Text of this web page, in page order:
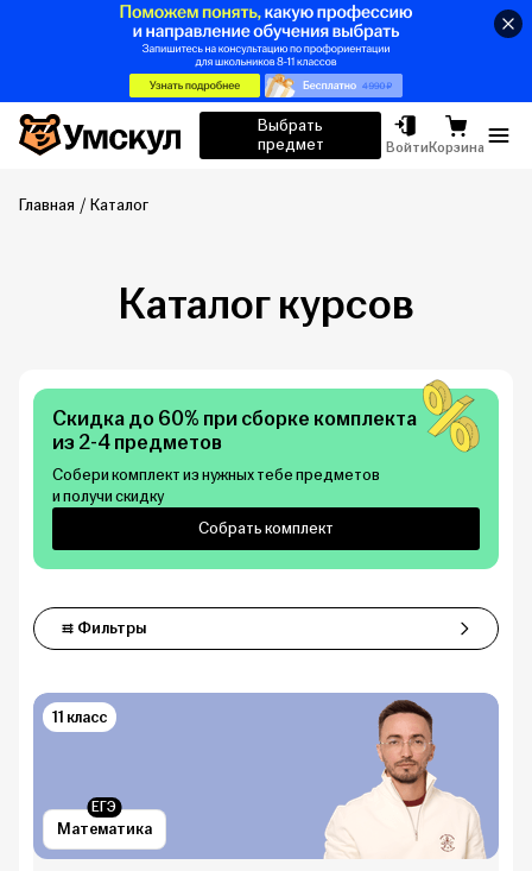
Умскул
Выбрать
предмет
ВойтиКорзина
Главная Каталог
Каталог курсов
Скидка до 60% при сборке комплекта
из 2-4 предметов
Собери комплект из нужных тебе предметов
и получи скидку
Собрать комплект
ФильтрыФильтры
Математика
ЕГЭ
11 класс